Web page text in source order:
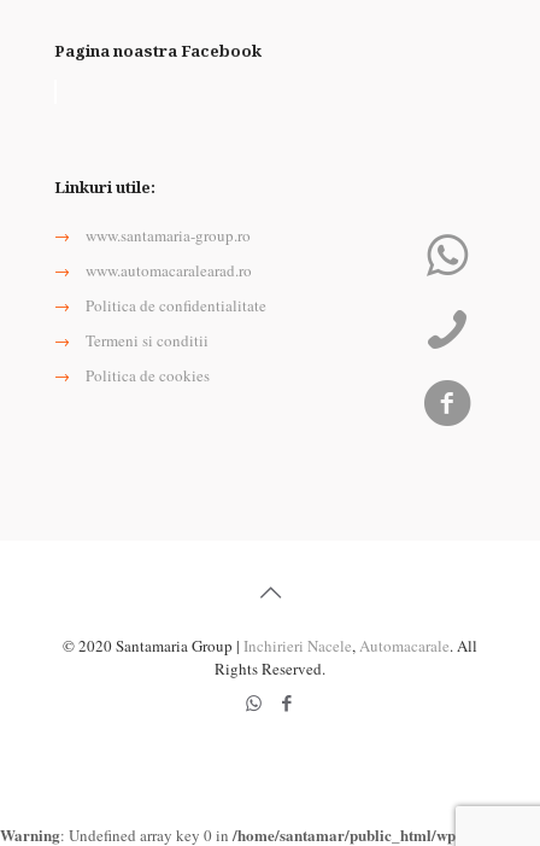
Pagina noastra Facebook
Linkuri utile:
→
www.santamaria-group.ro
→
www.automacaralearad.ro
→
Politica de confidentialitate
→
Termeni si conditii
→
Politica de cookies
© 2020 Santamaria Group | Inchirieri Nacele,Automacarale. All
Rights Reserved.
Warning: Undefined array key 0 in /home/santamar/public_html/wp-